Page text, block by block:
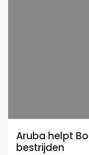
Aruba helpt
bestrijden